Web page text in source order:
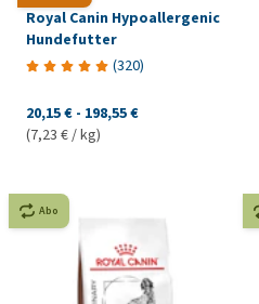
Royal Canin Hypoallergenic
Hundefutter
(320)
20,15 € - 198,55 €
(7,23 € / kg)
Abo